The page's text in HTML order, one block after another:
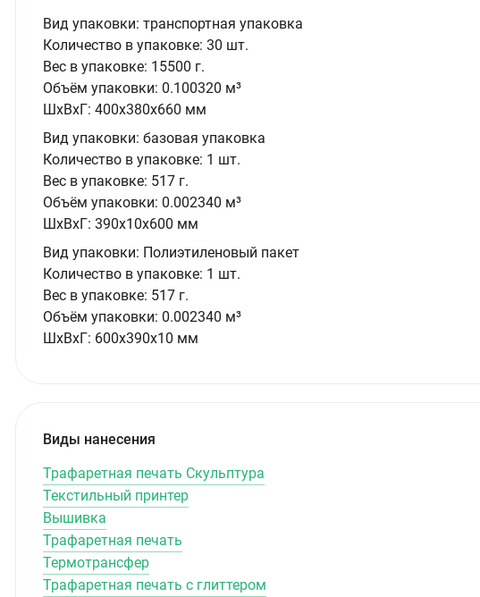
Вид упаковки: транспортная упаковка
Количество в упаковке: 30 шт.
Вес в упаковке: 15500 г.
Объём упаковки: 0.100320 м³
ШxВxГ: 400x380x660 мм
Вид упаковки: базовая упаковка
Количество в упаковке: 1 шт.
Вес в упаковке: 517 г.
Объём упаковки: 0.002340 м³
ШxВxГ: 390x10x600 мм
Вид упаковки: Полиэтиленовый пакет
Количество в упаковке: 1 шт.
Вес в упаковке: 517 г.
Объём упаковки: 0.002340 м³
ШxВxГ: 600x390x10 мм
Виды нанесения
Трафаретная печать Скульптура
Текстильный принтер
Вышивка
Трафаретная печать
Термотрансфер
Трафаретная печать с глиттером